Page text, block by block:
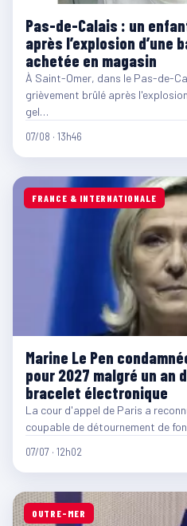
Pas-de-Calais : un
après l’explosion d’une
achetée en magasin
À Saint-Omer, dans le Pas-de-
grièvement brûlé après
gel…
07/08 · 13h46
FRANCE & INTERNATIONALE
Marine Le Pen
pour 2027 malgré un an
bracelet électronique
La cour d'appel de Paris a
coupable de détournement de
07/07 · 12h02
OUTRE-MER